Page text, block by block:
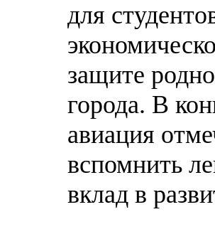
для
защите
города. В
авиация
вспомнить
вклад в